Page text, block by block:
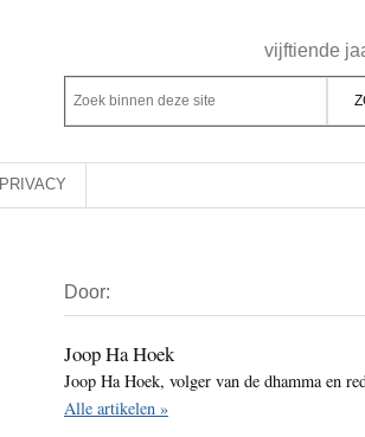
Rechts
vijftiende
Z
o
e
k
d
e
z
e
s
Z
o
k
b
n
n
d
PRIVACY
Sidebar
Door:
Joop Ha Hoek
Joop Ha Hoek, volger van de dhamma en
Alle artikelen »